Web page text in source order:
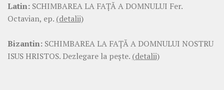
Latin: SCHIMBAREA LA FAŢĂ A DOMNULUI Fer.
Octavian, ep. (detalii)
Bizantin: SCHIMBAREA LA FAŢĂ A DOMNULUI NOSTRU
ISUS HRISTOS. Dezlegare la pește. (detalii)